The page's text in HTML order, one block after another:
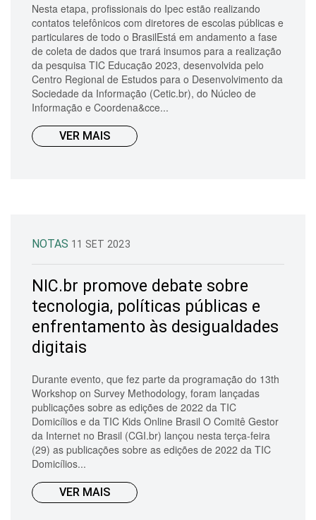
Nesta etapa, profissionais do Ipec estão realizando
contatos telefônicos com diretores de escolas públicas e
particulares de todo o BrasilEstá em andamento a fase
de coleta de dados que trará insumos para a realização
da pesquisa TIC Educação 2023, desenvolvida pelo
Centro Regional de Estudos para o Desenvolvimento da
Sociedade da Informação (Cetic.br), do Núcleo de
Informação e Coordena&cce...
VER MAIS
NOTAS 11 SET 2023
NIC.br promove debate sobre
tecnologia, políticas públicas e
enfrentamento às desigualdades
digitais
Durante evento, que fez parte da programação do 13th
Workshop on Survey Methodology, foram lançadas
publicações sobre as edições de 2022 da TIC
Domicílios e da TIC Kids Online Brasil O Comitê Gestor
da Internet no Brasil (CGI.br) lançou nesta terça-feira
(29) as publicações sobre as edições de 2022 da TIC
Domicílios...
VER MAIS